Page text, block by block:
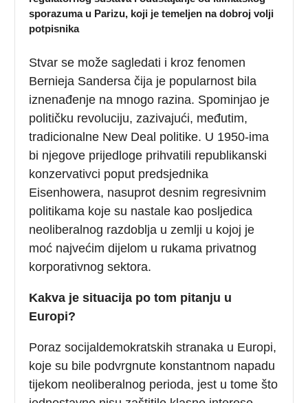
sporazuma u Parizu, koji je temeljen na dobroj volji
potpisnika
Stvar se može sagledati i kroz fenomen
Bernieja Sandersa čija je popularnost bila
iznenađenje na mnogo razina. Spominjao je
političku revoluciju, zazivajući, međutim,
tradicionalne New Deal politike. U 1950-ima
bi njegove prijedloge prihvatili republikanski
konzervativci poput predsjednika
Eisenhowera, nasuprot desnim regresivnim
politikama koje su nastale kao posljedica
neoliberalnog razdoblja u zemlji u kojoj je
moć najvećim dijelom u rukama privatnog
korporativnog sektora.
Kakva je situacija po tom pitanju u
Europi?
Poraz socijaldemokratskih stranaka u Europi,
koje su bile podvrgnute konstantnom napadu
tijekom neoliberalnog perioda, jest u tome što